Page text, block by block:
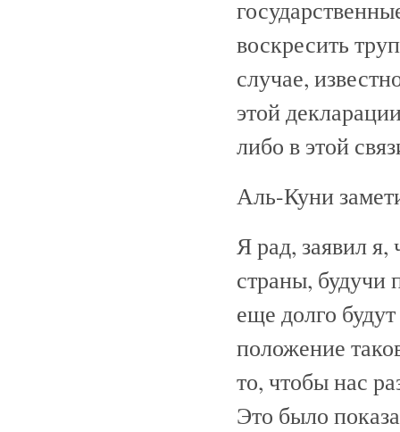
воскресить
случае,
этой
либо в этой
Аль-Куни
Я рад, заявил
страны, будучи
еще долго
положение
то, чтобы нас
Это было